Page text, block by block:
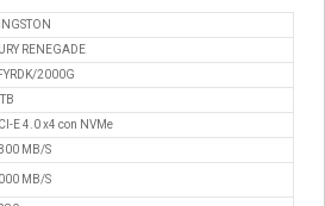
RENEGADE
2000G
E 4.0 x4 con NVMe
MB/S
MB/S